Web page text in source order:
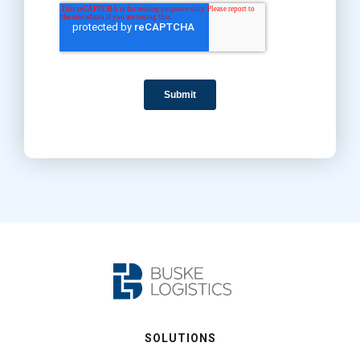
SOLUTIONS